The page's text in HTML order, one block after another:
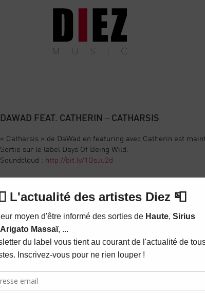
DAWAD FEAT. CATHERIN – CATHARSIS
« Catharsis » de DaWad en featuring avec Catherin est
Sortie sur le label Days Of Being Wild.
Soundcloud : http://bit.ly/1OsJu2d